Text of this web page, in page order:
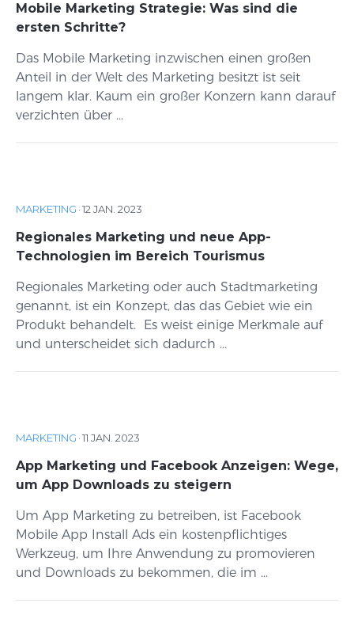
Mobile Marketing Strategie: Was sind die
ersten Schritte?
Das Mobile Marketing inzwischen einen großen
Anteil in der Welt des Marketing besitzt ist seit
langem klar. Kaum ein großer Konzern kann darauf
verzichten über ...
MARKETING ·12 JAN. 2023
Regionales Marketing und neue App-
Technologien im Bereich Tourismus
Regionales Marketing oder auch Stadtmarketing
genannt, ist ein Konzept, das das Gebiet wie ein
Produkt behandelt. Es weist einige Merkmale auf
und unterscheidet sich dadurch ...
MARKETING ·11 JAN. 2023
App Marketing und Facebook Anzeigen: Wege,
um App Downloads zu steigern
Um App Marketing zu betreiben, ist Facebook
Mobile App Install Ads ein kostenpflichtiges
Werkzeug, um Ihre Anwendung zu promovieren
und Downloads zu bekommen, die im ...